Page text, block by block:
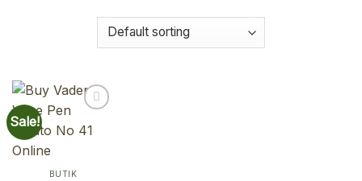
Sale!
BUTIK